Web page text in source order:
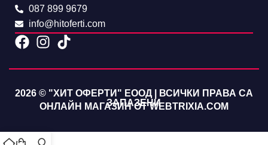
087 899 9679
info@hitoferti.com
2026 © "ХИТ ОФЕРТИ" ЕООД | ВСИЧКИ ПРАВА СА
ЗАПАЗЕНИ
ОНЛАЙН МАГАЗИН ОТ WEBTRIXIA.COM